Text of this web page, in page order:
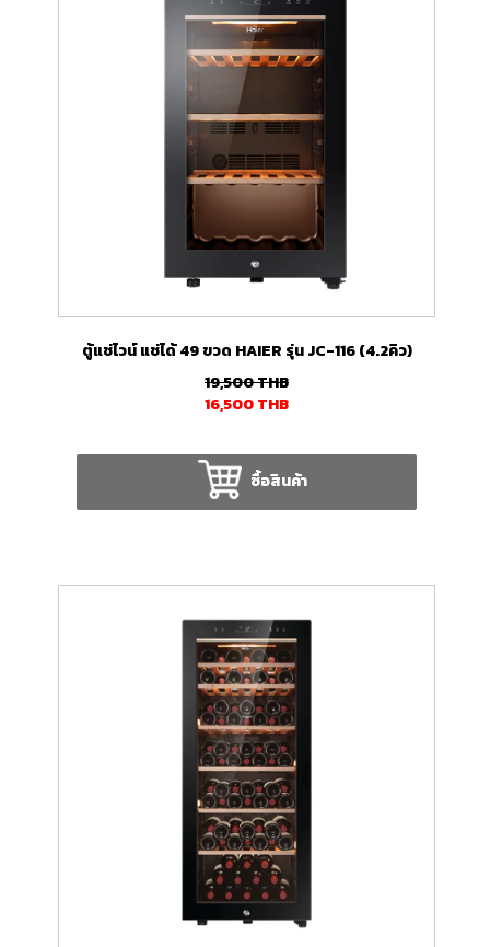
ตู้แช่ไวน์ แช่ได้ 49 ขวด HAIER รุ่น JC-116 (4.2คิว)
19,500THB
16,500THB
ซื้อสินค้า